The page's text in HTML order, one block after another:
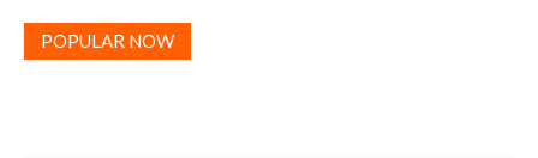
POPULAR NOW